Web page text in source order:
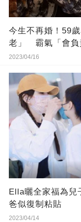
今生不再婚！59
老」 霸氣「會負
2023/04/16
Ella曬全家福為兒
爸似復制粘貼
2023/04/14